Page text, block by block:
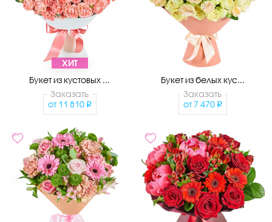
ХИТ
Букет из кустовых ...
Заказать
от 11 810
Букет из белых кус...
Заказать
от 7 470